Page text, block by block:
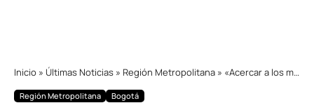
Inicio » Últimas Noticias » Región Metropolitana » «Acercar a los municipios a la capital y generar oportunidades de desarrollo equitativo», Gobernador de Cundinamarca sobre la Región Metropolitana
Región Metropolitana Bogotá